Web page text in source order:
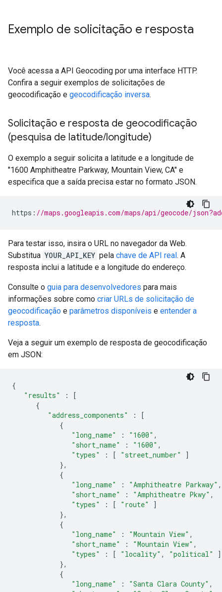
Exemplo de solicitação e resposta
Você acessa a API Geocoding por uma interface HTTP.
Confira a seguir exemplos de solicitações de
geocodificação e geocodificação inversa.
Solicitação e resposta de geocodificação
(pesquisa de latitude/longitude)
O exemplo a seguir solicita a latitude e a longitude de
"1600 Amphitheatre Parkway, Mountain View, CA" e
especifica que a saída precisa estar no formato JSON.
https : //maps.googleapis.com/maps/api/geocode/
Para testar isso, insira o URL no navegador da Web.
Substitua YOUR_API_KEY pela chave de API real. A
resposta inclui a latitude e a longitude do endereço.
Consulte o guia para desenvolvedores para mais
informações sobre como criar URLs de solicitação de
geocodificação e parâmetros disponíveis e entender a
resposta.
Veja a seguir um exemplo de resposta de geocodificação
em JSON:
{
"results"
:
[
{
"address_components"
:
[
{
"long_name"
: "1600" ,
"short_name"
: "1600" ,
"types"
: [ "street_number"
]
},
{
"long_name"
: "Amphitheatre Parkway" ,
"short_name"
: "Amphitheatre Pkwy" ,
"types"
: [ "route"
]
},
{
"long_name"
: "Mountain View" ,
"short_name"
: "Mountain View" ,
"types"
: [ "locality" , "political"
]
},
{
"long_name"
: "Santa Clara County" ,